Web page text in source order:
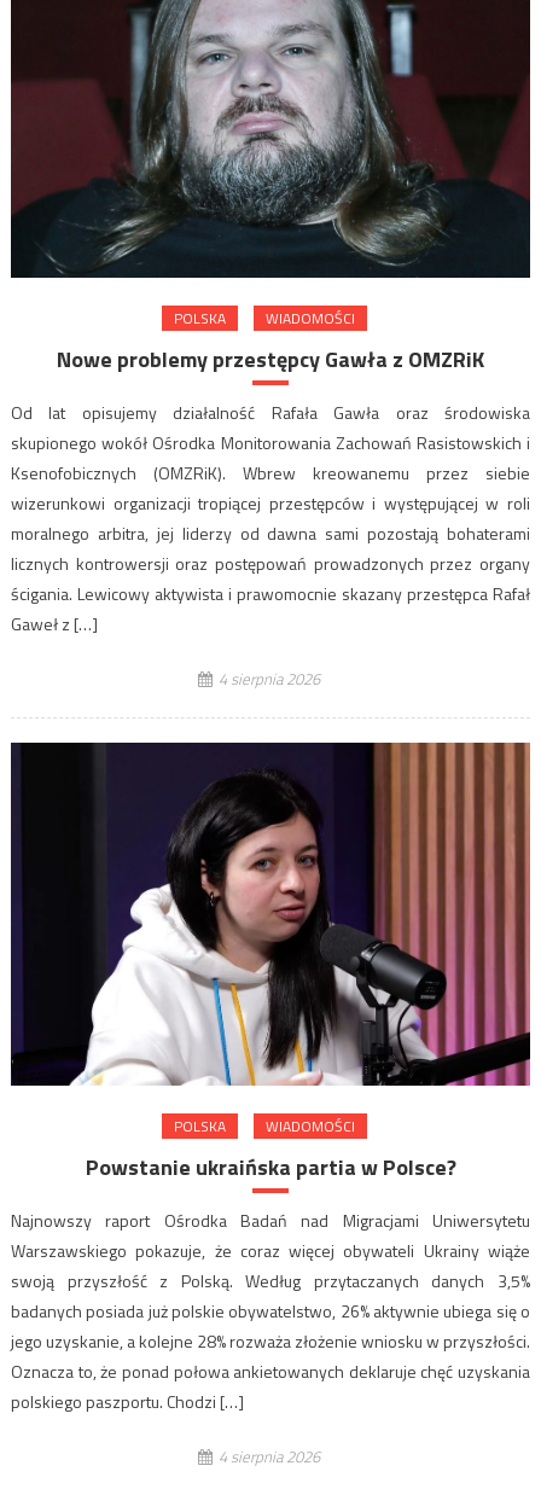
POLSKA WIADOMOŚCI
Nowe problemy przestępcy Gawła z OMZRiK
Od lat opisujemy działalność Rafała Gawła oraz środowiska
skupionego wokół Ośrodka Monitorowania Zachowań Rasistowskich i
Ksenofobicznych (OMZRiK). Wbrew kreowanemu przez siebie
wizerunkowi organizacji tropiącej przestępców i występującej w roli
moralnego arbitra, jej liderzy od dawna sami pozostają bohaterami
licznych kontrowersji oraz postępowań prowadzonych przez organy
ścigania. Lewicowy aktywista i prawomocnie skazany przestępca Rafał
Gaweł z […]
4 sierpnia 2026
POLSKA WIADOMOŚCI
Powstanie ukraińska partia w Polsce?
Najnowszy raport Ośrodka Badań nad Migracjami Uniwersytetu
Warszawskiego pokazuje, że coraz więcej obywateli Ukrainy wiąże
swoją przyszłość z Polską. Według przytaczanych danych 3,5%
badanych posiada już polskie obywatelstwo, 26% aktywnie ubiega się o
jego uzyskanie, a kolejne 28% rozważa złożenie wniosku w przyszłości.
Oznacza to, że ponad połowa ankietowanych deklaruje chęć uzyskania
polskiego paszportu. Chodzi […]
4 sierpnia 2026